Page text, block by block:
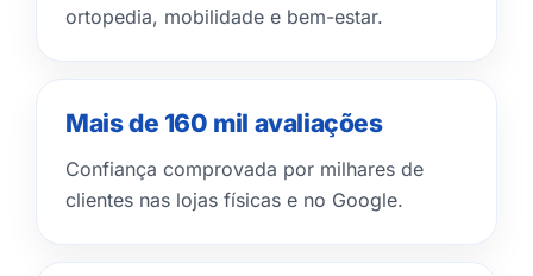
ortopedia, mobilidade e bem-estar.
Mais de 160 mil avaliações
Confiança comprovada por milhares de
clientes nas lojas físicas e no Google.